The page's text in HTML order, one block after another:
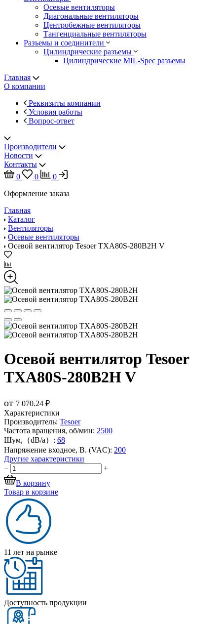
Осевые вентиляторы
Диагональные вентиляторы
Центробежные вентиляторы
Тангенциальные вентиляторы
Разъемы и соединители
Цилиндрические разъемы
Цилиндрические MIL-Spec разъемы
Главная
О компании
Реквизиты компании
Условия работы
Вопрос-ответ
Производители
Новости
Контакты
0
0
0
Оформление заказа
Главная
Каталог
Вентиляторы
Осевые вентиляторы
Осевой вентилятор Tesoer TXA80S-280B2H V
Осевой вентилятор Tesoer
TXA80S-280B2H V
от 7 070.24 ₽
Характеристики
Производитель: Tesoer
Частота вращения, об/мин: 2500
Шум,（dB/a）: 68
Напряжение входное, В. (VAC): 200
Другие характеристики
−
+
В корзину
Товар в корзине
11 лет на рынке
Доступность продукции